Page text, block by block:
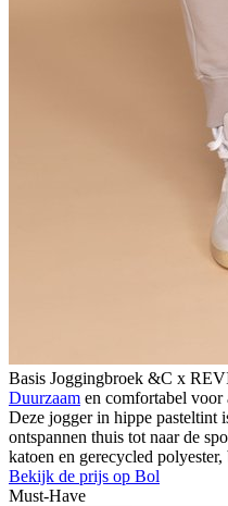
Basis Joggingbroek &C x
Duurzaam en comfortabel voor
Deze jogger in hippe pasteltint
ontspannen thuis tot naar de
katoen en gerecycled
Bekijk de prijs op Bol
Must-Have